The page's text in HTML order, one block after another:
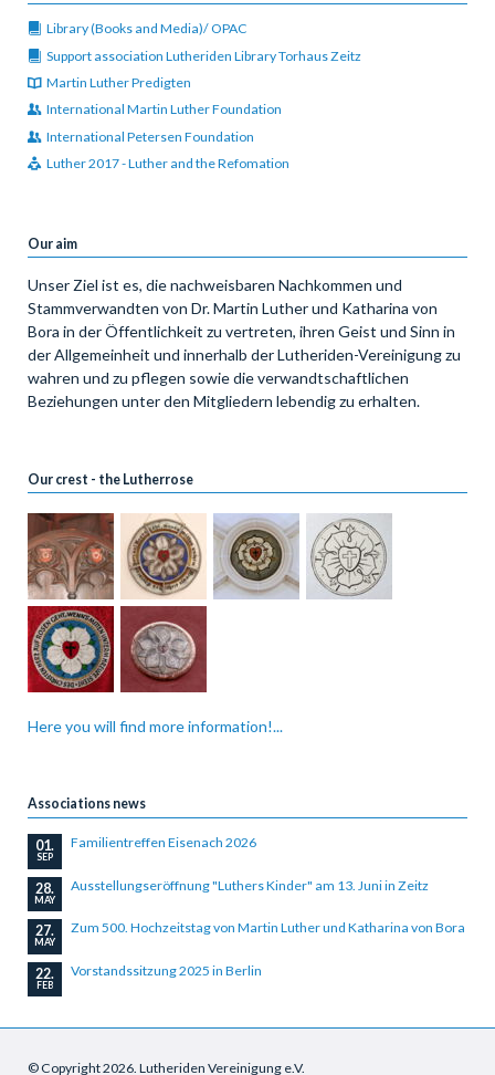
Library (Books and Media)/ OPAC
Support association Lutheriden Library Torhaus Zeitz
Martin Luther Predigten
International Martin Luther Foundation
International Petersen Foundation
Luther 2017 - Luther and the Refomation
Our aim
Unser Ziel ist es, die nachweisbaren Nachkommen und
Stammverwandten von Dr. Martin Luther und Katharina von
Bora in der Öffentlichkeit zu vertreten, ihren Geist und Sinn in
der Allgemeinheit und innerhalb der Lutheriden-Vereinigung zu
wahren und zu pflegen sowie die verwandtschaftlichen
Beziehungen unter den Mitgliedern lebendig zu erhalten.
Our crest - the Lutherrose
Here you will find more information!...
Associations news
01.
SEP
Familientreffen Eisenach 2026
28.
MAY
Ausstellungseröffnung "Luthers Kinder" am 13. Juni in Zeitz
27.
MAY
Zum 500. Hochzeitstag von Martin Luther und Katharina von Bora
22.
FEB
Vorstandssitzung 2025 in Berlin
© Copyright 2026. Lutheriden Vereinigung e.V.